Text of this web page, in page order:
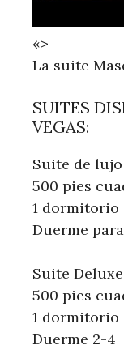
«>
La suite
SUITES
VEGAS:
Suite de lujo
500 pies
1 dormitorio
Duerme
Suite
500 pies
1 dormitorio
Duerme 2-4